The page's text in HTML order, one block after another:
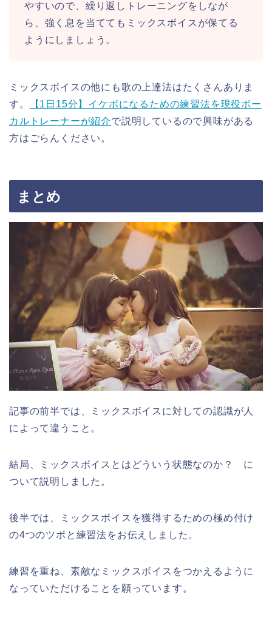
やすいので、繰り返しトレーニングをしなが
ら、強く息を当ててもミックスボイスが保てる
ようにしましょう。
ミックスボイスの他にも歌の上達法はたくさんありま
す。
【1日15分】イケボになるための練習法を現役ボー
カルトレーナーが紹介で説明しているので興味がある
方はごらんください。
まとめ
記事の前半では、ミックスボイスに対しての認識が人
によって違うこと。
結局、ミックスボイスとはどういう状態なのか？ に
ついて説明しました。
後半では、ミックスボイスを獲得するための極め付け
の4つのツボと練習法をお伝えしました。
練習を重ね、素敵なミックスボイスをつかえるように
なっていただけることを願っています。